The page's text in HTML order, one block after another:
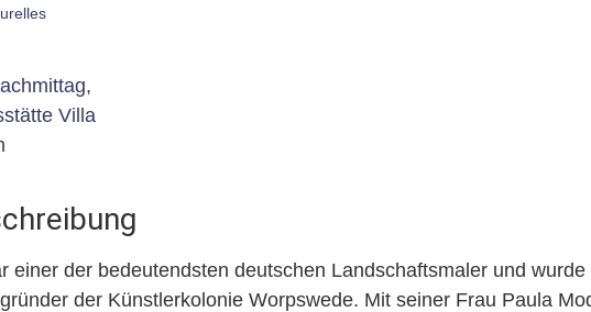
,
Villa
einer der bedeutendsten deutschen Landschaftsmaler und
der Künstlerkolonie Worpswede. Mit seiner Frau Paula